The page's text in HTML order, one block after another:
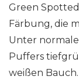
Green
Färbung, die
Unter
Puffers
weißen